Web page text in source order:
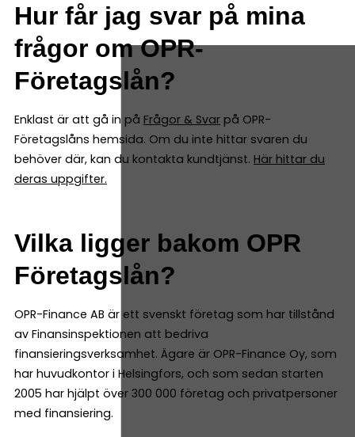
Hur får jag svar på mina
frågor om OPR-
Företagslån?
Enklast är att gå in på Frågor & Svar på OPR-
Företagslåns hemsida. Om du inte hittar svaren du
behöver där, kan du kontakta kundtjänst. Här hittar du
deras uppgifter.
Vilka ligger bakom OPR
Företagslån?
OPR-Finance AB är ett svenskt företag som har tillstånd
av Finansinspektionen att bedriva
finansieringsverksamhet. Ägare är OPR-Finance Oy, som
har huvudkontor i Helsingfors, och som sedan starten
2005 har hjälpt över 300 000 företag och privatpersoner
med finansiering.